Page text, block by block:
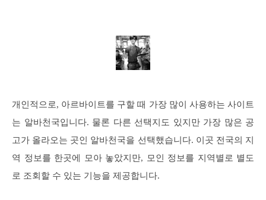
개인적으로, 아르바이트를 구할 때 가장 많이 사용하는 사이트
는 알바천국입니다. 물론 다른 선택지도 있지만 가장 많은 공
고가 올라오는 곳인 알바천국을 선택했습니다. 이곳 전국의 지
역 정보를 한곳에 모아 놓았지만, 모인 정보를 지역별로 별도
로 조회할 수 있는 기능을 제공합니다.